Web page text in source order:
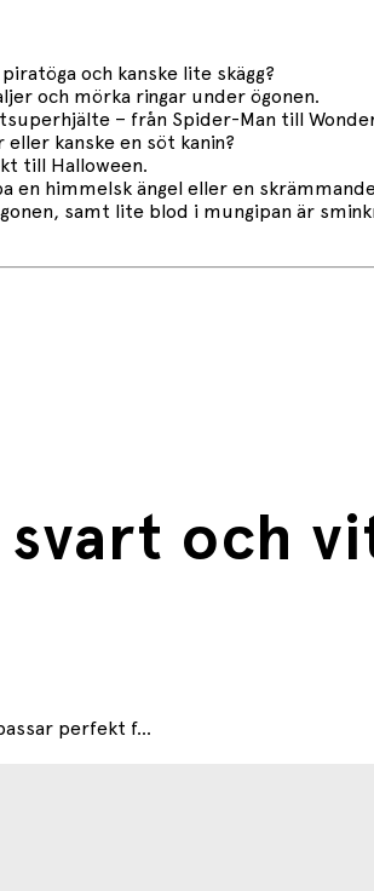
och kanske lite skägg?
och mörka ringar under ögonen.
– från Spider-Man till
kanske en söt kanin?
till Halloween.
en himmelsk ängel eller en
samt lite blod i mungipan är
och
perfekt f...